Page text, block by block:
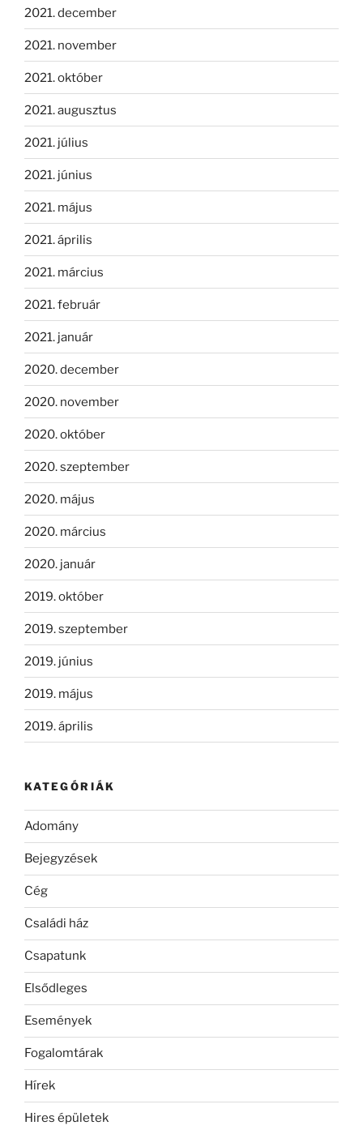
2021. december
2021. november
2021. október
2021. augusztus
2021. július
2021. június
2021. május
2021. április
2021. március
2021. február
2021. január
2020. december
2020. november
2020. október
2020. szeptember
2020. május
2020. március
2020. január
2019. október
2019. szeptember
2019. június
2019. május
2019. április
KATEGÓRIÁK
Adomány
Bejegyzések
Cég
Családi ház
Csapatunk
Elsődleges
Események
Fogalomtárak
Hírek
Hires épületek